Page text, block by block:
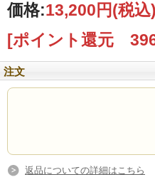
価格:13,200円(税込)
[ポイント還元
注文
返品についての詳細はこちら